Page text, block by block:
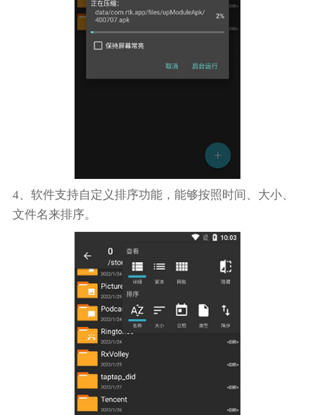
4、软件支持自定义排序功能，能够按照时间、大小、
文件名来排序。